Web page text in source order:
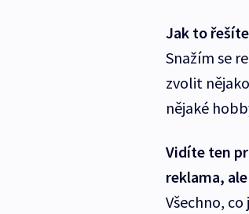
Jak to
Snažím se
zvolit
nějaké
Vidíte ten
reklama,
Všechno,